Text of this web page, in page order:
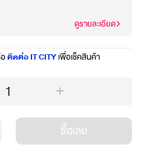
ดูรายละเอียด
ติดต่อ IT CITYเพื่อเช็คสินค้า
1
ซื้อเลย